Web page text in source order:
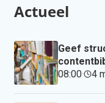
Actueel
Geef
08:00· 4